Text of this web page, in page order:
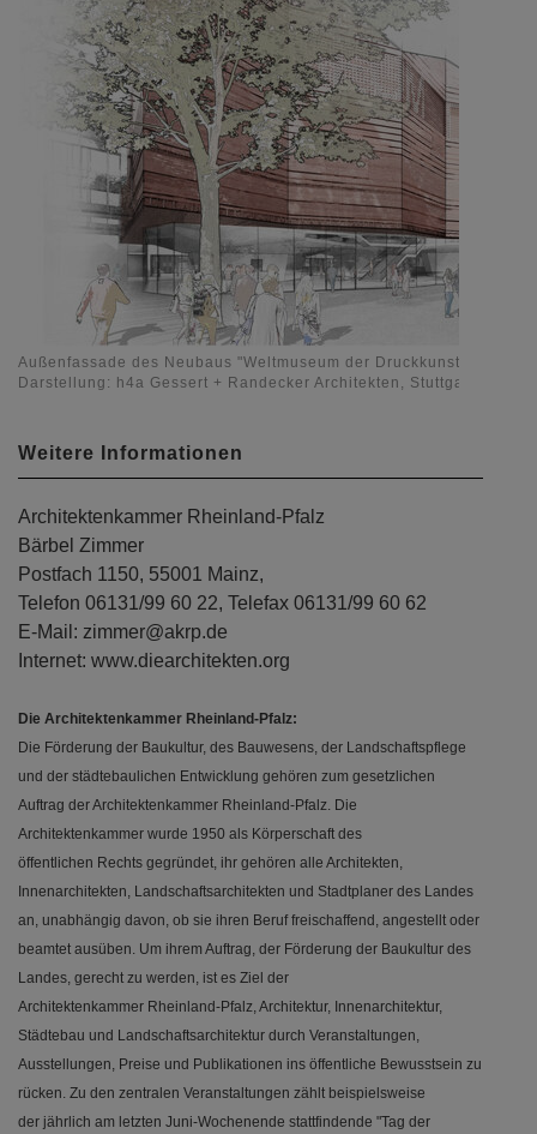
Außenfassade des Neubaus "Weltmuseum der Druckkunst" in Mainz
Darstellung: h4a Gessert + Randecker Architekten, Stuttgart
Weitere Informationen
Architektenkammer Rheinland-Pfalz
Bärbel Zimmer
Postfach 1150, 55001 Mainz,
Telefon 06131/99 60 22, Telefax 06131/99 60 62
E-Mail: zimmer@akrp.de
Internet: www.diearchitekten.org
Die Architektenkammer Rheinland-Pfalz:
Die Förderung der Baukultur, des Bauwesens, der Landschaftspflege
und der städtebaulichen Entwicklung gehören zum gesetzlichen
Auftrag der Architektenkammer Rheinland-Pfalz. Die
Architektenkammer wurde 1950 als Körperschaft des
öffentlichen Rechts gegründet, ihr gehören alle Architekten,
Innenarchitekten, Landschaftsarchitekten und Stadtplaner des Landes
an, unabhängig davon, ob sie ihren Beruf freischaffend, angestellt oder
beamtet ausüben. Um ihrem Auftrag, der Förderung der Baukultur des
Landes, gerecht zu werden, ist es Ziel der
Architektenkammer Rheinland-Pfalz, Architektur, Innenarchitektur,
Städtebau und Landschaftsarchitektur durch Veranstaltungen,
Ausstellungen, Preise und Publikationen ins öffentliche Bewusstsein zu
rücken. Zu den zentralen Veranstaltungen zählt beispielsweise
der jährlich am letzten Juni-Wochenende stattfindende "Tag der